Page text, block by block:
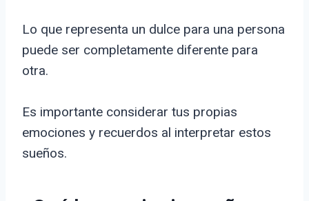
Lo que representa un dulce para una persona
puede ser completamente diferente para
otra.
Es importante considerar tus propias
emociones y recuerdos al interpretar estos
sueños.